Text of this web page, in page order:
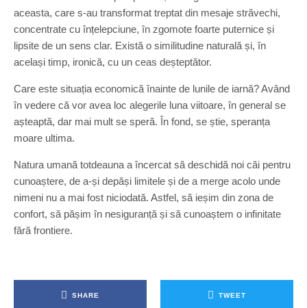
aceasta, care s-au transformat treptat din mesaje străvechi,
concentrate cu înțelepciune, în zgomote foarte puternice și
lipsite de un sens clar. Există o similitudine naturală și, în
același timp, ironică, cu un ceas deșteptător.
Care este situația economică înainte de lunile de iarnă? Având
în vedere că vor avea loc alegerile luna viitoare, în general se
așteaptă, dar mai mult se speră. În fond, se știe, speranța
moare ultima.
Natura umană totdeauna a încercat să deschidă noi căi pentru
cunoaștere, de a-și depăși limitele și de a merge acolo unde
nimeni nu a mai fost niciodată. Astfel, să ieșim din zona de
confort, să pășim în nesiguranță și să cunoaștem o infinitate
fără frontiere.
SHARE TWEET